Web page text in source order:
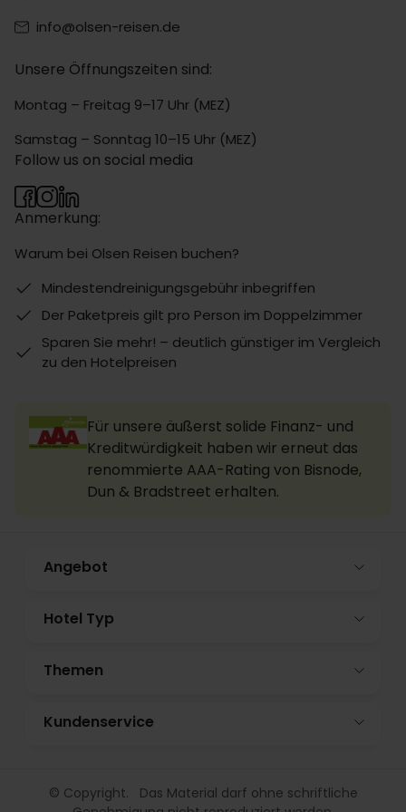
info@olsen-reisen.de
Unsere Öffnungszeiten sind:
Montag – Freitag 9–17 Uhr (MEZ)
Samstag – Sonntag 10–15 Uhr (MEZ)
Anmerkung:
Warum bei Olsen Reisen buchen?
Mindestendreinigungsgebühr inbegriffen
Der Paketpreis gilt pro Person im Doppelzimmer
Sparen Sie mehr! – deutlich günstiger im Vergleich
zu den Hotelpreisen
Follow us on social media
Für unsere äußerst solide Finanz- und
Kreditwürdigkeit haben wir erneut das
renommierte AAA-Rating von Bisnode,
Dun & Bradstreet erhalten.
Angebot
Hotel Typ
Themen
Kundenservice
© Copyright. Das Material darf ohne schriftliche